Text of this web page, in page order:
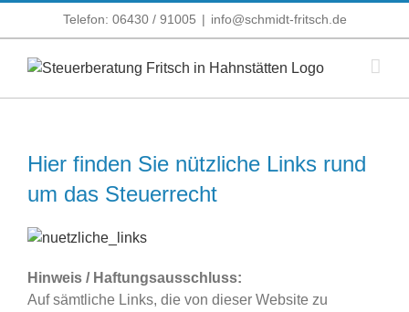
Telefon: 06430 / 91005 | info@schmidt-fritsch.de
Hier finden Sie nützliche Links rund
um das Steuerrecht
Hinweis / Haftungsausschluss:
Auf sämtliche Links, die von dieser Website zu